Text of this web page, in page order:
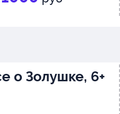
о Золушке, 6+